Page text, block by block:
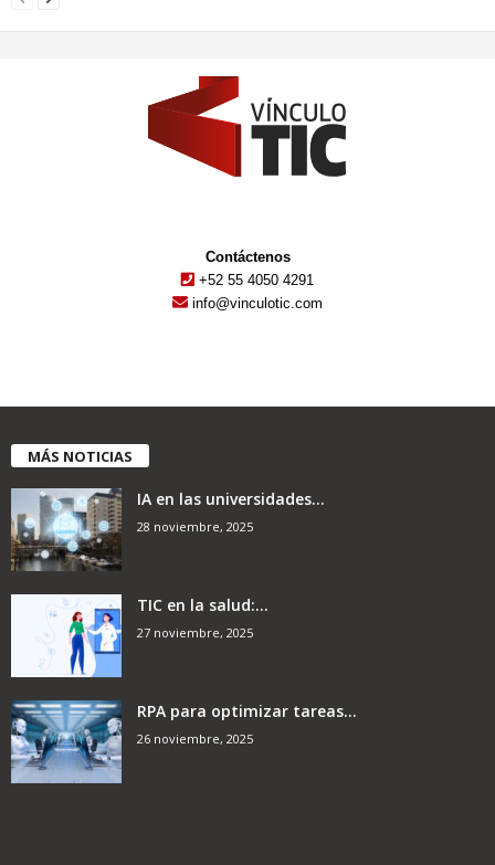
Contáctenos
+52 55 4050 4291
info@vinculotic.com
MÁS NOTICIAS
IA en las universidades...
28 noviembre, 2025
TIC en la salud:...
27 noviembre, 2025
RPA para optimizar tareas...
26 noviembre, 2025